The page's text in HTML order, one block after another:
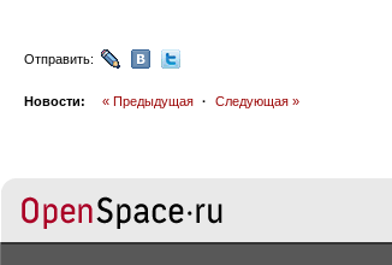
Отправить:
Новости: « Предыдущая · Следующая »